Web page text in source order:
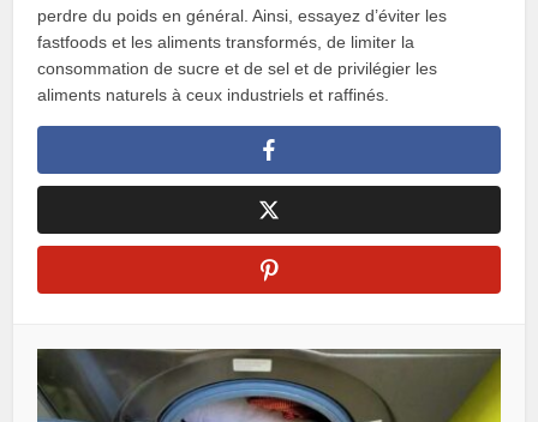
perdre du poids en général. Ainsi, essayez d’éviter les
fastfoods et les aliments transformés, de limiter la
consommation de sucre et de sel et de privilégier les
aliments naturels à ceux industriels et raffinés.